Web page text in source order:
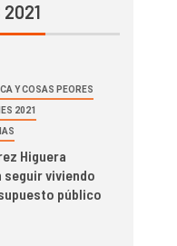
2021
Y COSAS PEORES
2021
Higuera
seguir viviendo
público